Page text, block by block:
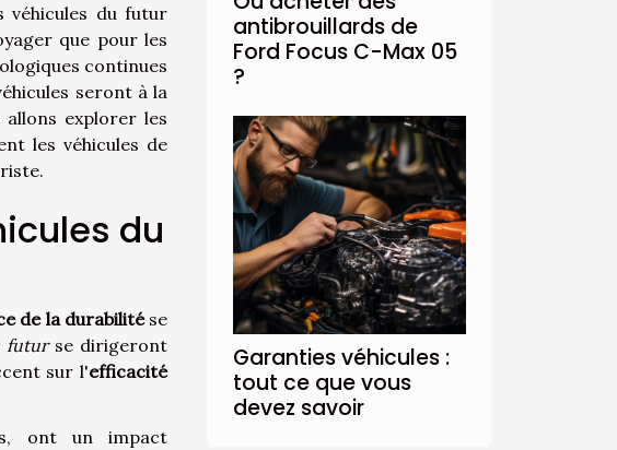
véhicules du futur
que pour les
continues
seront à la
explorer les
les véhicules de
du
de la durabilitése
futurse dirigeront
sur l'efficacité
ont un impact
antibrouillards de
Ford Focus C-Max 05
?
Garanties véhicules :
tout ce que vous
devez savoir